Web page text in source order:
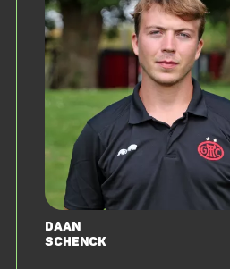
Daan
Schenck